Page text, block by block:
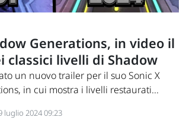
Generations, in video il
classici livelli di Shadow
un nuovo trailer per il suo Sonic X
in cui mostra i livelli restaurati...
luglio 2024 09:23